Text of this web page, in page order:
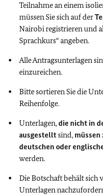
Teilnahme an einem
müssen Sie sich auf der
Nairobi registrieren und
Sprachkurs“ angeben.
Alle Antragsunterlagen
einzureichen.
Bitte sortieren Sie die
Reihenfolge.
Unterlagen,die nicht in
ausgestelltsind, müssen
deutschen oder
werden.
Die Botschaft behält sich
Unterlagen